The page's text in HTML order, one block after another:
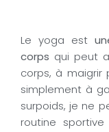
Le yoga est
corps qui peut
corps, à maigrir
simplement à
surpoids, je ne
routine sportive